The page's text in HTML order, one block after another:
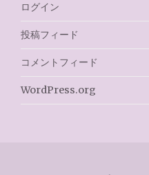
ログイン
投稿フィード
コメントフィード
WordPress.org